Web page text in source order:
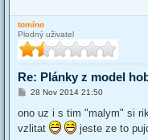
tomíno
Plodný uživatel
Re: Plánky z model
P
s
28 Nov 2014 21:50
ono uz i s tim "malym" si
vzlitat
jeste ze to